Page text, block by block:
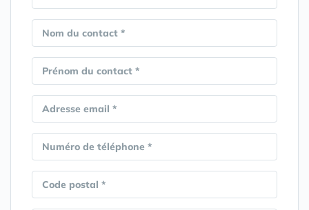
Nom du contact *
Prénom du contact *
Adresse email *
Numéro de téléphone *
Code postal *